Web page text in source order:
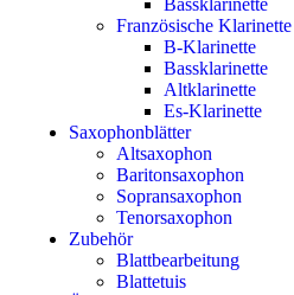
Bassklarinette
Französische Klarinette
B-Klarinette
Bassklarinette
Altklarinette
Es-Klarinette
Saxophonblätter
Altsaxophon
Baritonsaxophon
Sopransaxophon
Tenorsaxophon
Zubehör
Blattbearbeitung
Blattetuis